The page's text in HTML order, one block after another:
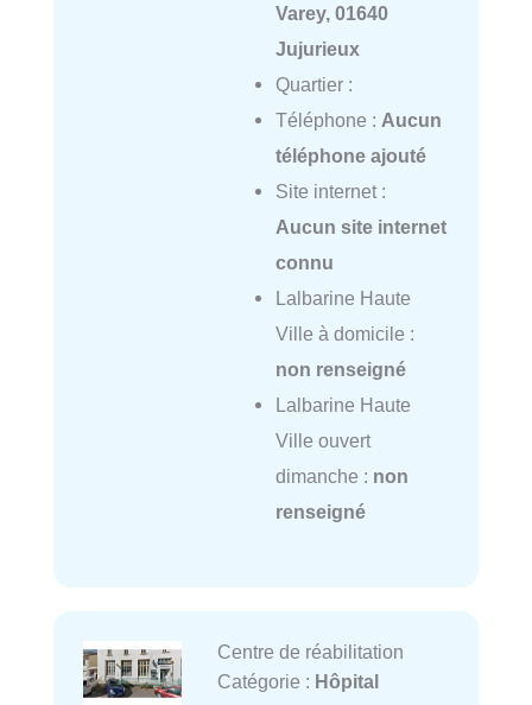
Varey, 01640
Jujurieux
Quartier :
Téléphone : Aucun
téléphone ajouté
Site internet :
Aucun site internet
connu
Lalbarine Haute
Ville à domicile :
non renseigné
Lalbarine Haute
Ville ouvert
dimanche : non
renseigné
Centre de réabilitation
Catégorie : Hôpital